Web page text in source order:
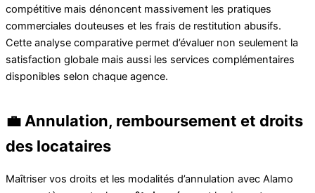
compétitive mais dénoncent massivement les pratiques
commerciales douteuses et les frais de restitution abusifs.
Cette analyse comparative permet d’évaluer non seulement la
satisfaction globale mais aussi les services complémentaires
disponibles selon chaque agence.
💼 Annulation, remboursement et droits
des locataires
Maîtriser vos droits et les modalités d’annulation avec Alamo